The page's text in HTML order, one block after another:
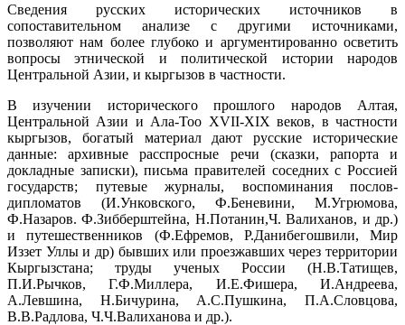
Сведения русских исторических источников в
сопоставительном анализе с другими источниками,
позволяют нам более глубоко и аргументированно осветить
вопросы этнической и политической истории народов
Центральной Азии, и кыргызов в частности.
В изучении исторического прошлого народов Алтая,
Центральной Азии и Ала-Тоо XVII-XIX веков, в частности
кыргызов, богатый материал дают русские исторические
данные: архивные расспросные речи (сказки, рапорта и
докладные записки), письма правителей соседних с Россией
государств; путевые журналы, воспоминания послов-
дипломатов (И.Унковского, Ф.Беневини, М.Угрюмова,
Ф.Назаров. Ф.Зибберштейна, Н.Потанин,Ч. Валиханов, и др.)
и путешественников (Ф.Ефремов, Р.Данибегошвили, Мир
Иззет Уллы и др) бывших или проезжавших через территории
Кыргызстана; труды ученых России (Н.В.Татищев,
П.И.Рычков, Г.Ф.Миллера, И.Е.Фишера, И.Андреева,
А.Левшина, Н.Бичурина, А.С.Пушкина, П.А.Словцова,
В.В.Радлова, Ч.Ч.Валиханова и др.).